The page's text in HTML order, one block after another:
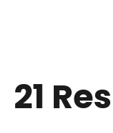
21